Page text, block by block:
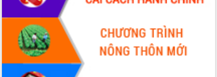
Đắk Lắk sơ kết 4 năm triển khai thực
hiện Đề án 06 của Chính phủ
Họp báo thông tin về Hội nghị Công bố
Quy hoạch và Xúc tiến đầu tư tỉnh Đắk
Khơi thông điểm nghẽn, đẩy nhanh
giải ngân vốn khắc phục thiên tai